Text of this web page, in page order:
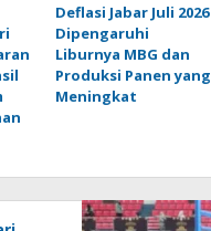
Deflasi Jabar Juli 2026
Dipengaruhi
Liburnya MBG dan
Produksi Panen yang
Meningkat